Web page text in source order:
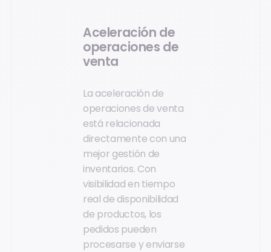
Aceleración de
operaciones de
venta
La aceleración de
operaciones de venta
está relacionada
directamente con una
mejor gestión de
inventarios. Con
visibilidad en tiempo
real de disponibilidad
de productos, los
pedidos pueden
procesarse y enviarse